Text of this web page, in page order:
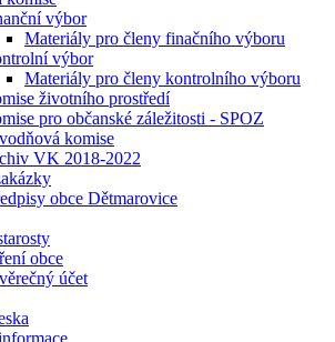
výbor
Materiály pro členy finačního výboru
výbor
Materiály pro členy kontrolního výboru
životního prostředí
pro občanské záležitosti - SPOZ
komise
VK 2018-2022
obce Dětmarovice
obce
účet